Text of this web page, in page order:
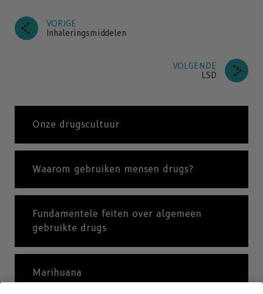
VORIGE
Inhaleringsmiddelen
VOLGENDE
LSD
Onze drugscultuur
Waarom gebruiken mensen drugs?
Fundamentele feiten over algemeen
gebruikte drugs
Marihuana